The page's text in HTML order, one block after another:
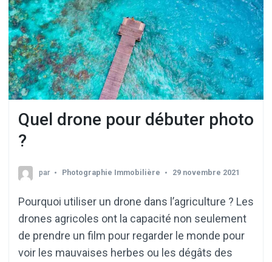
Quel drone pour débuter photo
?
par Photographie Immobilière 29 novembre 2021
Pourquoi utiliser un drone dans l’agriculture ? Les
drones agricoles ont la capacité non seulement
de prendre un film pour regarder le monde pour
voir les mauvaises herbes ou les dégâts des